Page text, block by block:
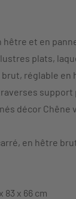
hêtre et en
plats,
réglable en
support
décor Chêne
en hêtre
83 x 66 cm